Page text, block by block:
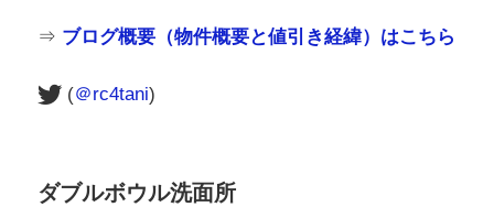
⇒ ブログ概要（物件概要と値引き経緯）はこちら
(＠rc4tani)
ダブルボウル洗面所